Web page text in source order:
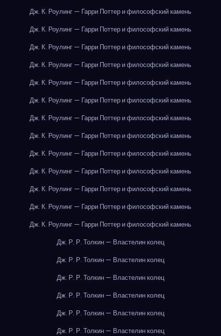
Дж. К. Роулинг — Гарри Поттер и философский камень
Дж. К. Роулинг — Гарри Поттер и философский камень
Дж. К. Роулинг — Гарри Поттер и философский камень
Дж. К. Роулинг — Гарри Поттер и философский камень
Дж. К. Роулинг — Гарри Поттер и философский камень
Дж. К. Роулинг — Гарри Поттер и философский камень
Дж. К. Роулинг — Гарри Поттер и философский камень
Дж. К. Роулинг — Гарри Поттер и философский камень
Дж. К. Роулинг — Гарри Поттер и философский камень
Дж. К. Роулинг — Гарри Поттер и философский камень
Дж. К. Роулинг — Гарри Поттер и философский камень
Дж. К. Роулинг — Гарри Поттер и философский камень
Дж. К. Роулинг — Гарри Поттер и философский камень
Дж. Р. Р. Толкин — Властелин колец
Дж. Р. Р. Толкин — Властелин колец
Дж. Р. Р. Толкин — Властелин колец
Дж. Р. Р. Толкин — Властелин колец
Дж. Р. Р. Толкин — Властелин колец
Дж. Р. Р. Толкин — Властелин колец